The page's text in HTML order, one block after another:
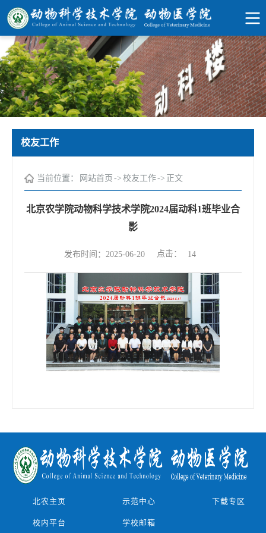
校友工作
当前位置： 网站首页 -> 校友工作-> 正文
北京农学院动物科学技术学院2024届动科1班毕业合
影
发布时间：2025-06-20 点击： 14
北农主页 示范中心 下载专区
校内平台 学校邮箱